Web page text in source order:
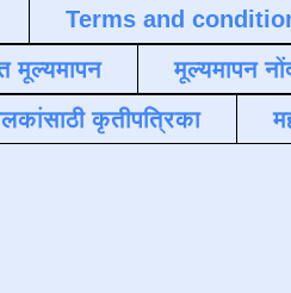
Terms and
मूल्यमापन
मूल्यमापन
कृतीपत्रिका